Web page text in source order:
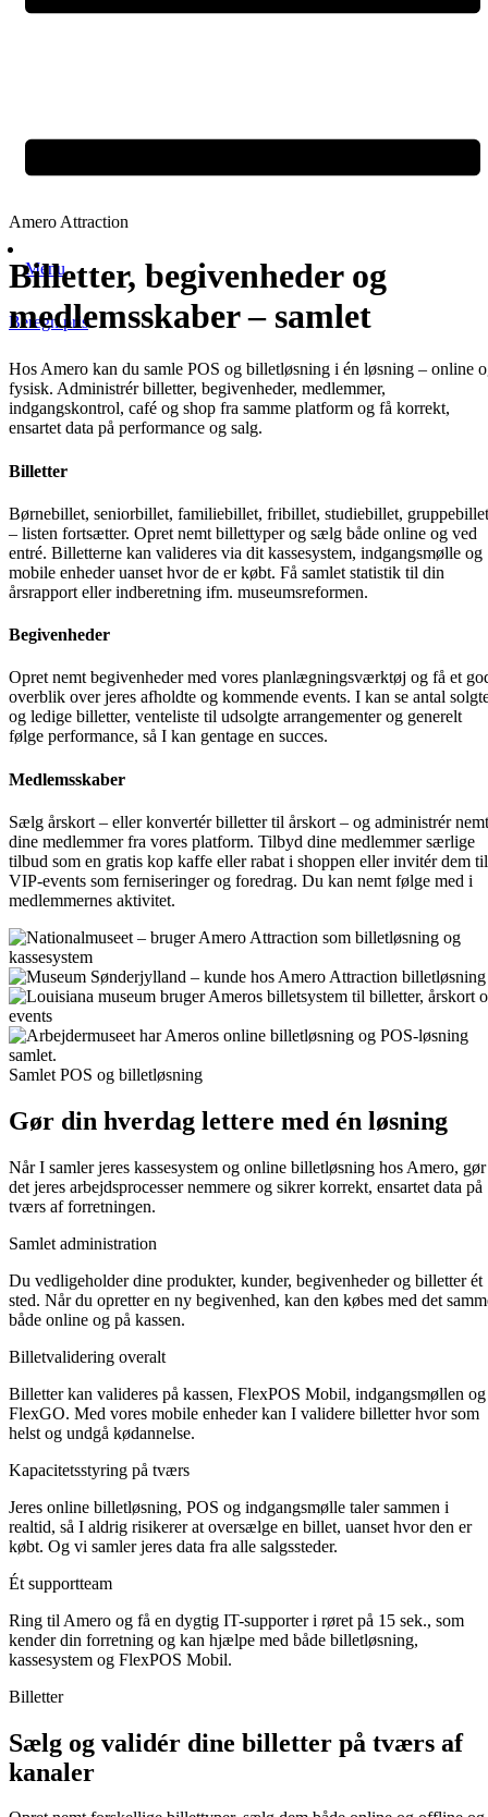
Menu
Beregn pris
Amero Attraction
Billetter, begivenheder og
medlemsskaber – samlet
Hos Amero kan du samle POS og billetløsning i én løsning – online
fysisk. Administrér billetter, begivenheder, medlemmer,
indgangskontrol, café og shop fra samme platform og få korrekt,
ensartet data på performance og salg.
Billetter
Børnebillet, seniorbillet, familiebillet, fribillet, studiebillet, gruppebillet
– listen fortsætter. Opret nemt billettyper og sælg både online og ved
entré. Billetterne kan valideres via dit kassesystem, indgangsmølle og
mobile enheder uanset hvor de er købt. Få samlet statistik til din
årsrapport eller indberetning ifm. museumsreformen.
Begivenheder
Opret nemt begivenheder med vores planlægningsværktøj og få et
overblik over jeres afholdte og kommende events. I kan se antal
og ledige billetter, venteliste til udsolgte arrangementer og generelt
følge performance, så I kan gentage en succes.
Medlemsskaber
Sælg årskort – eller konvertér billetter til årskort – og administrér nemt
dine medlemmer fra vores platform. Tilbyd dine medlemmer særlige
tilbud som en gratis kop kaffe eller rabat i shoppen eller invitér dem til
VIP-events som ferniseringer og foredrag. Du kan nemt følge med i
medlemmernes aktivitet.
Samlet POS og billetløsning
Gør din hverdag lettere med én løsning
Når I samler jeres kassesystem og online billetløsning hos Amero, gør
det jeres arbejdsprocesser nemmere og sikrer korrekt, ensartet data på
tværs af forretningen.
Samlet administration
Du vedligeholder dine produkter, kunder, begivenheder og billetter ét
sted. Når du opretter en ny begivenhed, kan den købes med det
både online og på kassen.
Billetvalidering overalt
Billetter kan valideres på kassen, FlexPOS Mobil, indgangsmøllen og
FlexGO. Med vores mobile enheder kan I validere billetter hvor som
helst og undgå kødannelse.
Kapacitetsstyring på tværs
Jeres online billetløsning, POS og indgangsmølle taler sammen i
realtid, så I aldrig risikerer at oversælge en billet, uanset hvor den er
købt. Og vi samler jeres data fra alle salgssteder.
Ét supportteam
Ring til Amero og få en dygtig IT-supporter i røret på 15 sek., som
kender din forretning og kan hjælpe med både billetløsning,
kassesystem og FlexPOS Mobil.
Billetter
Sælg og validér dine billetter på tværs af
kanaler